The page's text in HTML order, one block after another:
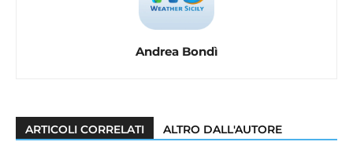
Andrea Bondì
ARTICOLI CORRELATI ALTRO DALL'AUTORE